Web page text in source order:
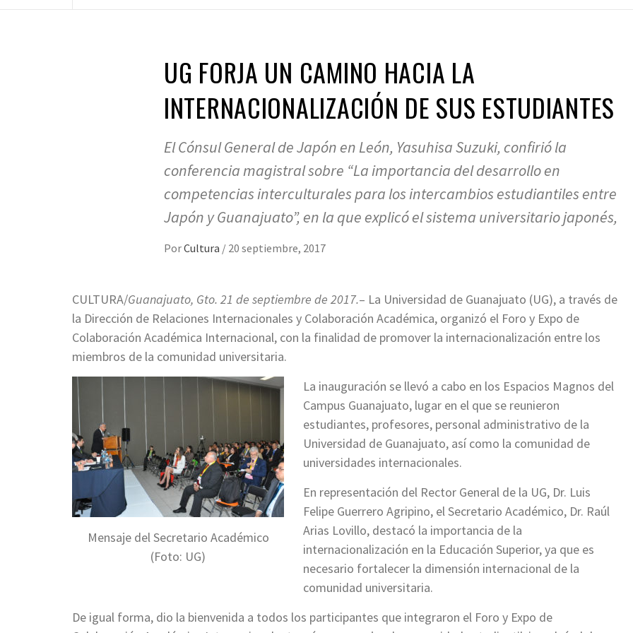
UG FORJA UN CAMINO HACIA LA
INTERNACIONALIZACIÓN DE SUS ESTUDIANTES
El Cónsul General de Japón en León, Yasuhisa Suzuki, confirió la
conferencia magistral sobre “La importancia del desarrollo en
competencias interculturales para los intercambios estudiantiles entre
Japón y Guanajuato”, en la que explicó el sistema universitario japonés,
PorCultura / 20 septiembre, 2017
CULTURA/Guanajuato, Gto. 21 de septiembre de 2017.– La Universidad de Guanajuato (UG), a través de
la Dirección de Relaciones Internacionales y Colaboración Académica, organizó el Foro y Expo de
Colaboración Académica Internacional, con la finalidad de promover la internacionalización entre los
miembros de la comunidad universitaria.
Mensaje del Secretario Académico
(Foto: UG)
La inauguración se llevó a cabo en los Espacios Magnos del
Campus Guanajuato, lugar en el que se reunieron
estudiantes, profesores, personal administrativo de la
Universidad de Guanajuato, así como la comunidad de
universidades internacionales.
En representación del Rector General de la UG, Dr. Luis
Felipe Guerrero Agripino, el Secretario Académico, Dr. Raúl
Arias Lovillo, destacó la importancia de la
internacionalización en la Educación Superior, ya que es
necesario fortalecer la dimensión internacional de la
comunidad universitaria.
De igual forma, dio la bienvenida a todos los participantes que integraron el Foro y Expo de